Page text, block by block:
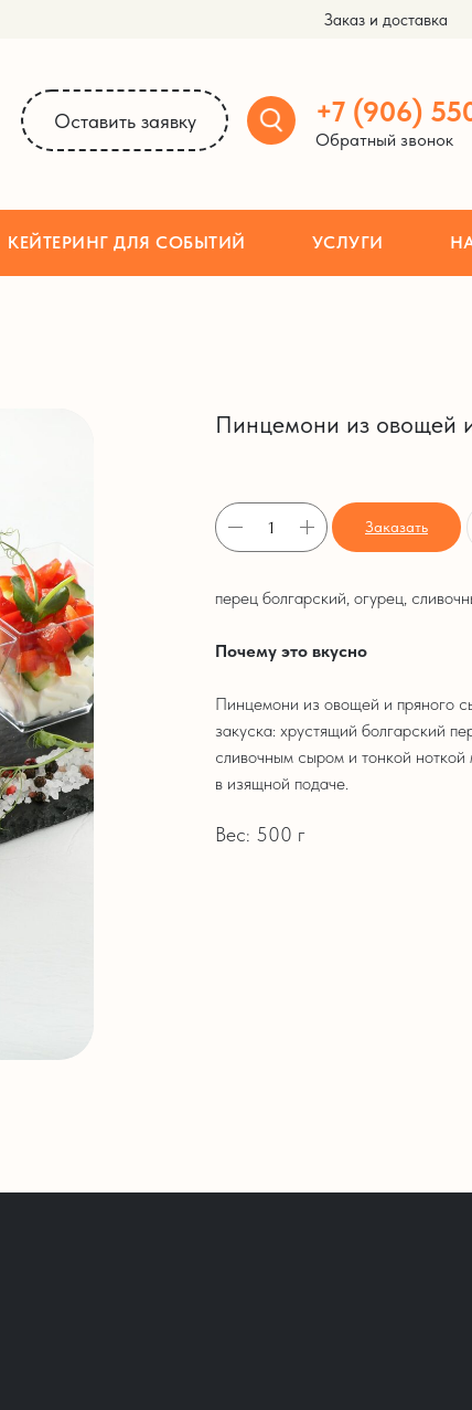
Обратный звонок
+7 (906)
Заказ и доставка
Оставить заявку
НАШИ
КЕЙТЕРИНГ ДЛЯ СОБЫТИЙ УСЛУГИ
Пинцемони из овощей
Заказать
перец болгарский, огурец,
Почему это вкусно
Пинцемони из овощей и пряного
закуска: хрустящий болгарский
сливочным сыром и тонкой
в изящной подаче.
Вес: 500 г